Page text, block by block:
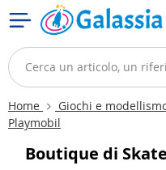
Home Giochi e
Playmobil
Boutique di